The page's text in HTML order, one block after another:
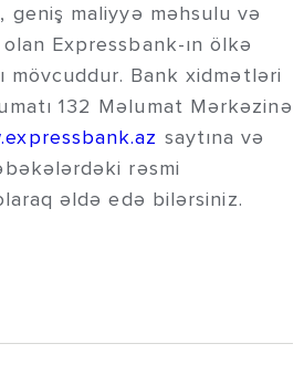
maliyyə məhsulu və
Expressbank-ın ölkə
mövcuddur. Bank xidmətləri
132 Məlumat Mərkəzinə
saytına və
rəsmi
əldə edə bilərsiniz.